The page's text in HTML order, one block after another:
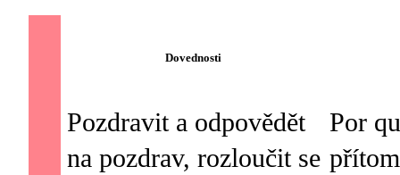
Dovednosti
Pozdravit a odpovědět
na pozdrav, rozloučit se
Por